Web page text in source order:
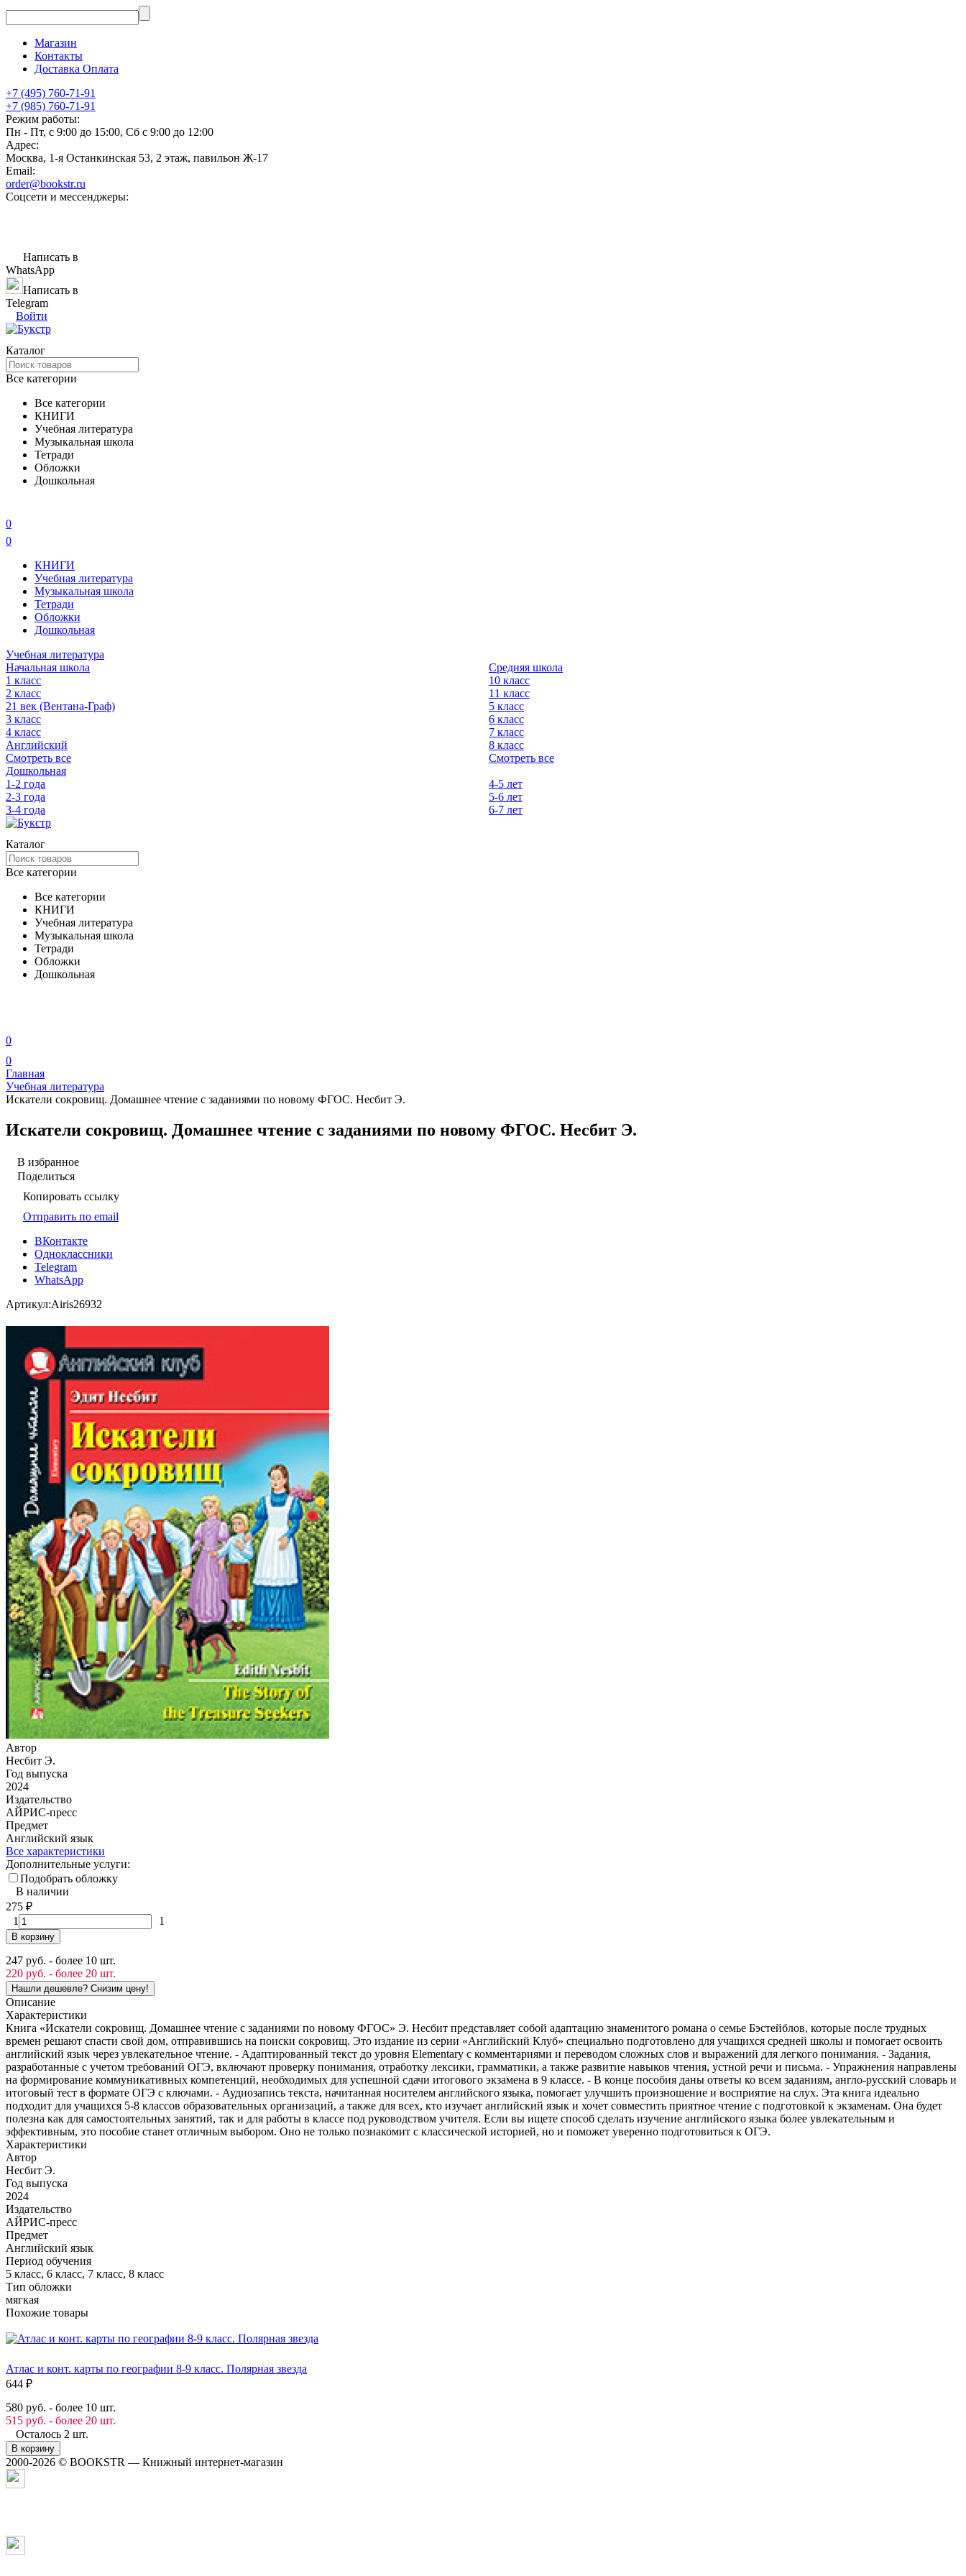
Магазин
Контакты
Доставка Оплата
+7 (495) 760-71-91
+7 (985) 760-71-91
Режим работы:
Пн - Пт, с 9:00 до 15:00, Сб с 9:00 до 12:00
Адрес:
Москва, 1-я Останкинская 53, 2 этаж, павильон Ж-17
Email:
order@bookstr.ru
Соцсети и мессенджеры:
Написать в
WhatsApp
Написать в
Telegram
Войти
Каталог
Все категории
Все категории
КНИГИ
Учебная литература
Музыкальная школа
Тетради
Обложки
Дошкольная
0
0
КНИГИ
Учебная литература
Музыкальная школа
Тетради
Обложки
Дошкольная
Учебная литература
Начальная школа
1 класс
2 класс
21 век (Вентана-Граф)
3 класс
4 класс
Английский
Смотреть все
Средняя школа
10 класс
11 класс
5 класс
6 класс
7 класс
8 класс
Смотреть все
Дошкольная
1-2 года
2-3 года
3-4 года
4-5 лет
5-6 лет
6-7 лет
Каталог
Все категории
Все категории
КНИГИ
Учебная литература
Музыкальная школа
Тетради
Обложки
Дошкольная
0
0
Главная
Учебная литература
Искатели сокровищ. Домашнее чтение с заданиями по новому ФГОС. Несбит Э.
Искатели сокровищ. Домашнее чтение с заданиями по новому ФГОС. Несбит Э.
В избранное
Поделиться
Копировать ссылку
Отправить по email
ВКонтакте
Одноклассники
Telegram
WhatsApp
Артикул:Airis26932
Автор
Несбит Э.
Год выпуска
2024
Издательство
АЙРИС-пресс
Предмет
Английский язык
Все характеристики
Дополнительные услуги:
Подобрать обложку
В наличии
275 ₽
1
1
В корзину
247 руб. - более 10 шт.
220 руб. - более 20 шт.
Описание
Характеристики
Книга «Искатели сокровищ. Домашнее чтение с заданиями по новому ФГОС» Э. Несбит представляет собой адаптацию знаменитого романа о семье Бэстейблов, которые после трудных
времен решают спасти свой дом, отправившись на поиски сокровищ. Это издание из серии «Английский Клуб» специально подготовлено для учащихся средней школы и помогает освоить
английский язык через увлекательное чтение. - Адаптированный текст до уровня Elementary с комментариями и переводом сложных слов и выражений для легкого понимания. - Задания,
разработанные с учетом требований ОГЭ, включают проверку понимания, отработку лексики, грамматики, а также развитие навыков чтения, устной речи и письма. - Упражнения направлены
на формирование коммуникативных компетенций, необходимых для успешной сдачи итогового экзамена в 9 классе. - В конце пособия даны ответы ко всем заданиям, англо-русский словарь и
итоговый тест в формате ОГЭ с ключами. - Аудиозапись текста, начитанная носителем английского языка, помогает улучшить произношение и восприятие на слух. Эта книга идеально
подходит для учащихся 5-8 классов образовательных организаций, а также для всех, кто изучает английский язык и хочет совместить приятное чтение с подготовкой к экзаменам. Она будет
полезна как для самостоятельных занятий, так и для работы в классе под руководством учителя. Если вы ищете способ сделать изучение английского языка более увлекательным и
эффективным, это пособие станет отличным выбором. Оно не только познакомит с классической историей, но и поможет уверенно подготовиться к ОГЭ.
Характеристики
Автор
Несбит Э.
Год выпуска
2024
Издательство
АЙРИС-пресс
Предмет
Английский язык
Период обучения
5 класс, 6 класс, 7 класс, 8 класс
Тип обложки
мягкая
Похожие товары
Атлас и конт. карты по географии 8-9 класс. Полярная звезда
644 ₽
580 руб. - более 10 шт.
515 руб. - более 20 шт.
Осталось 2 шт.
В корзину
2000-2026 © BOOKSTR — Книжный интернет-магазин